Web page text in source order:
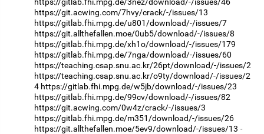
https://git.acwing.com/7hvy/crack/-/issues/13
https://gitlab.fhi.mpg.de/u801/download/-/issues/7
https://git.allthefallen.moe/0ub5/download/-/issues/8
https://gitlab.fhi.mpg.de/xh1o/download/-/issues/179
https://gitlab.fhi.mpg.de/7nga/download/-/issues/60
https://teaching.csap.snu.ac.kr/26pt/download/-/issues/2
https://teaching.csap.snu.ac.kr/o9ty/download/-/issues/2
4 https://gitlab.fhi.mpg.de/w5jb/download/-/issues/23
https://gitlab.fhi.mpg.de/99cv/download/-/issues/82
https://git.acwing.com/0w4z/crack/-/issues/3
https://gitlab.fhi.mpg.de/m351/download/-/issues/26
https://git.allthefallen.moe/5ev9/download/-/issues/13